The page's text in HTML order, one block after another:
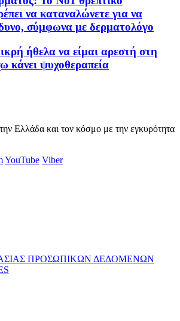
να καταναλώνετε για να
σύμφωνα με δερματολόγο
ήθελα να είμαι αρεστή στη
κάνει ψυχοθεραπεία
Ελλάδα και τον κόσμο με την εγκυρότητα
YouTube Viber
ΠΡΟΣΩΠΙΚΩΝ ΔΕΔΟΜΕΝΩΝ